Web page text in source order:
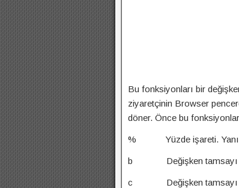
Bu fonksiyonları bir
ziyaretçinin Browser
döner. Önce bu
% Yüzde işareti.
b Değişken tamsayı
c Değişken tamsayı